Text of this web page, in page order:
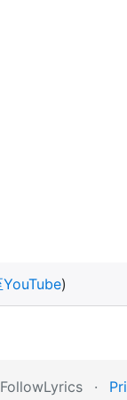
YouTube)
·